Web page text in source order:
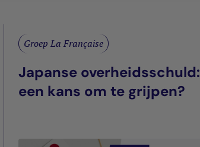
Groep La Française
Japanse overheidsschuld:
een kans om te grijpen?